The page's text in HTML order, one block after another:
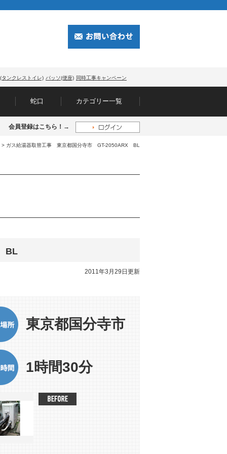
タンクレストイレ) パッソ(便座) 同時工事キャンペーン
蛇口 カテゴリー一覧
会員登録はこちら！→
> ガス給湯器取替工事 東京都国分寺市 GT-2050ARX BL
BL
2011年3月29日更新
東京都国分寺市
1時間30分